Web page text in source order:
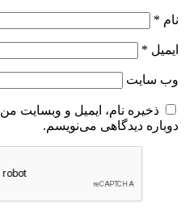
نام *
ایمیل *
وب‌ سایت
ذخیره نام، ایمیل و وبسایت
دوباره دیدگاهی می‌نویسم.